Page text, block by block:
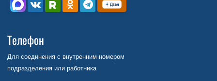
Телефон
Для соединения с внутренним номером
подразделения или работника